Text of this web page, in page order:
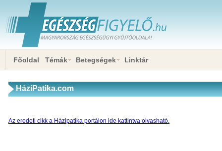
Főoldal Témák Betegségek Linktár
HáziPatika.com
Az eredeti cikk a Házipatika portálon ide kattintva olvasható.